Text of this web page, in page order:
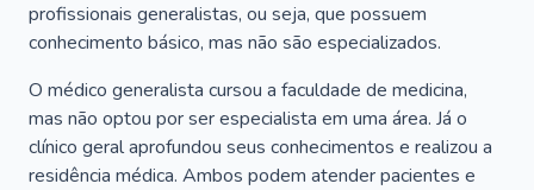
profissionais generalistas, ou seja, que possuem
conhecimento básico, mas não são especializados.
O médico generalista cursou a faculdade de medicina,
mas não optou por ser especialista em uma área. Já o
clínico geral aprofundou seus conhecimentos e realizou a
residência médica. Ambos podem atender pacientes e